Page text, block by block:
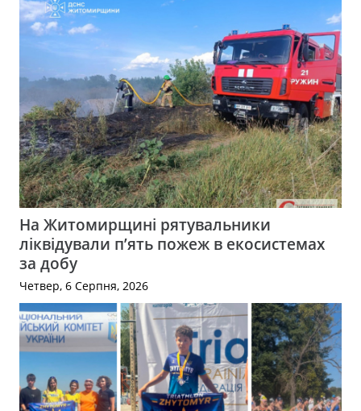
На Житомирщині рятувальники
ліквідували п’ять пожеж в екосистемах
за добу
Четвер, 6 Серпня, 2026